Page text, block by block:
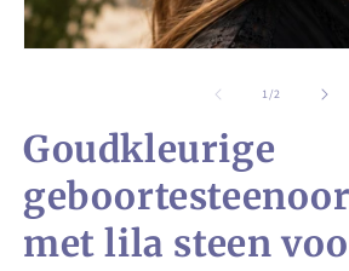
1/van
2
Goudkleurige
met lila steen